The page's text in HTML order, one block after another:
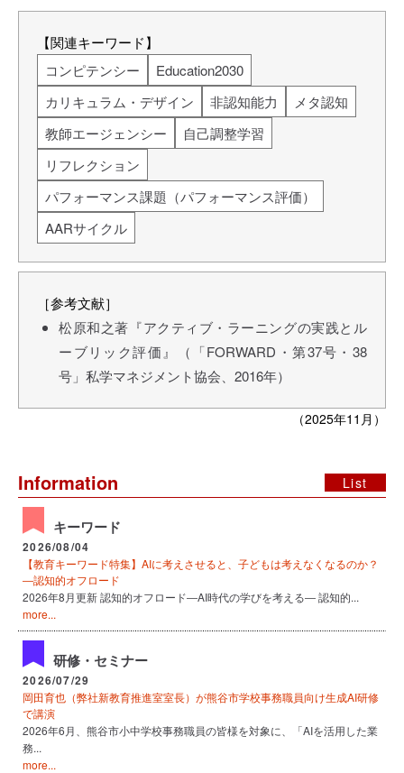
【関連キーワード】
コンピテンシー
Education2030
カリキュラム・デザイン
非認知能力
メタ認知
教師エージェンシー
自己調整学習
リフレクション
パフォーマンス課題（パフォーマンス評価）
AARサイクル
［参考文献］
松原和之著『アクティブ・ラーニングの実践とル
ーブリック評価』（「FORWARD・第37号・38
号」私学マネジメント協会、2016年）
（2025年11月）
Information List
キーワード
2026/08/04
【教育キーワード特集】AIに考えさせると、子どもは考えなくなるのか？
―認知的オフロード
2026年8月更新 認知的オフロード―AI時代の学びを考える― 認知的...
more...
研修・セミナー
2026/07/29
岡田育也（弊社新教育推進室室長）が熊谷市学校事務職員向け生成AI研修
で講演
2026年6月、熊谷市小中学校事務職員の皆様を対象に、「AIを活用した業
務...
more...